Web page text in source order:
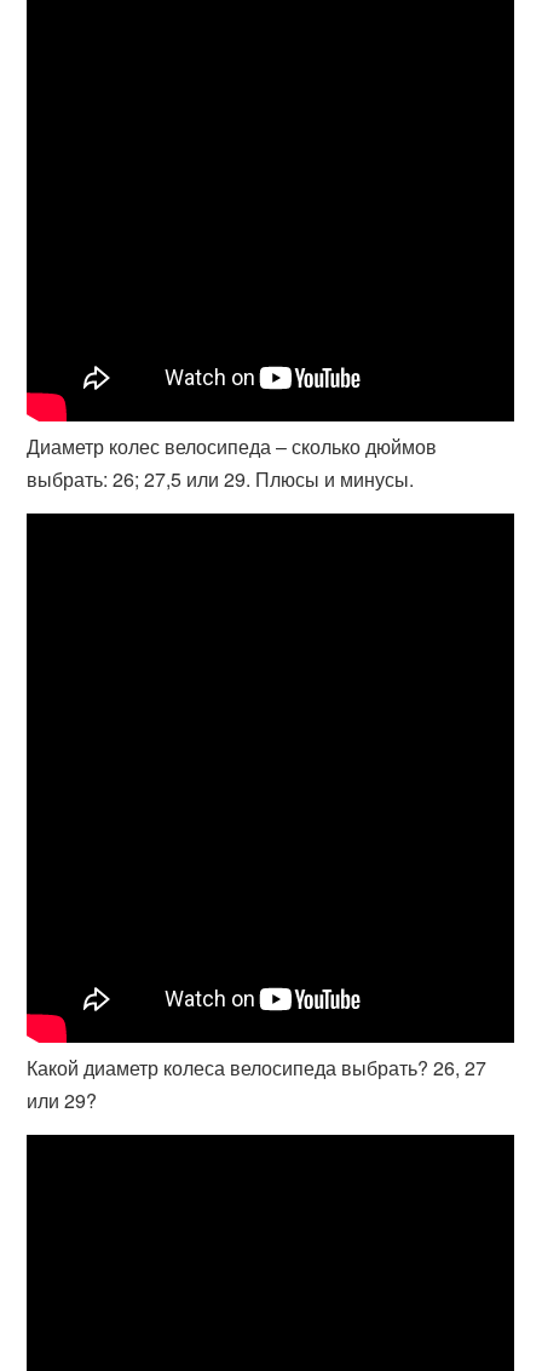
Диаметр колес велосипеда – сколько дюймов
выбрать: 26; 27,5 или 29. Плюсы и минусы.
Какой диаметр колеса велосипеда выбрать? 26, 27
или 29?